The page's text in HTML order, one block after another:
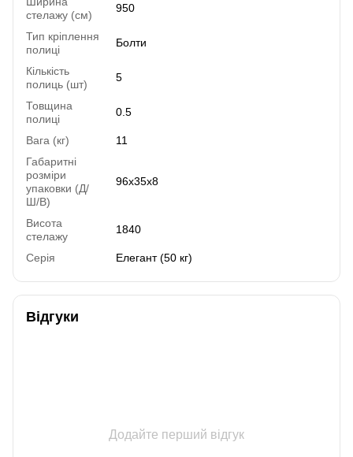
стелажу (см)
950
Тип кріплення
полиці
Болти
Кількість
полиць (шт)
5
Товщина
полиці
0.5
Вага (кг)
11
Габаритні
розміри
упаковки (Д/
Ш/В)
96x35x8
Висота
стелажу
1840
Серія Елегант (50 кг)
Відгуки
Додайте перший відгук